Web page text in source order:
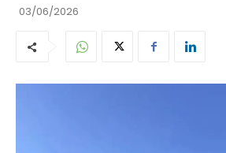
03/06/2026